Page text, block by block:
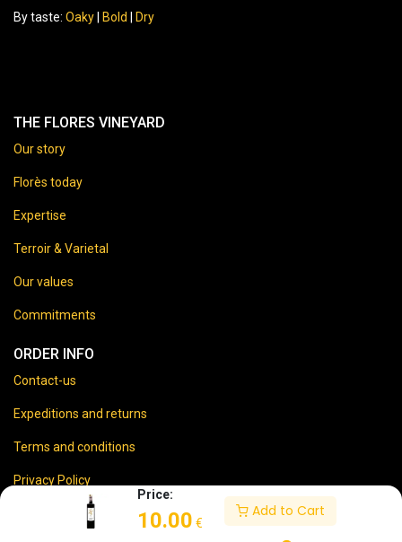
Price:
10.00 €
Add to Cart
By taste: Oaky Bold Dry
THE FLORES VINEYARD
Our story
Florès today
Expertise
Terroir & Varietal
Our values
Commitments
ORDER INFO
Contact-us
Expeditions and returns
Terms and conditions
Privacy Policy
Legal disclaimer